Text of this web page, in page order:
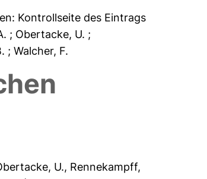
Kontrollseite des Eintrags
; Obertacke, U. ;
; Walcher, F.
U., Rennekampff,